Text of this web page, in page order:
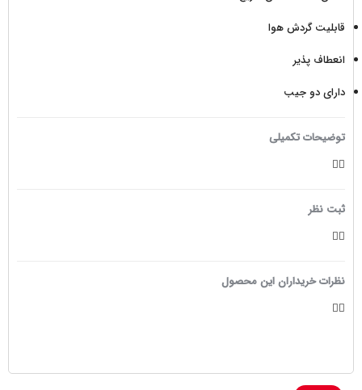
قابلیت گردش هوا
انعطاف پذیر
دارای دو جیب
توضیحات تکمیلی
ثبت نظر
نظرات خریداران این محصول